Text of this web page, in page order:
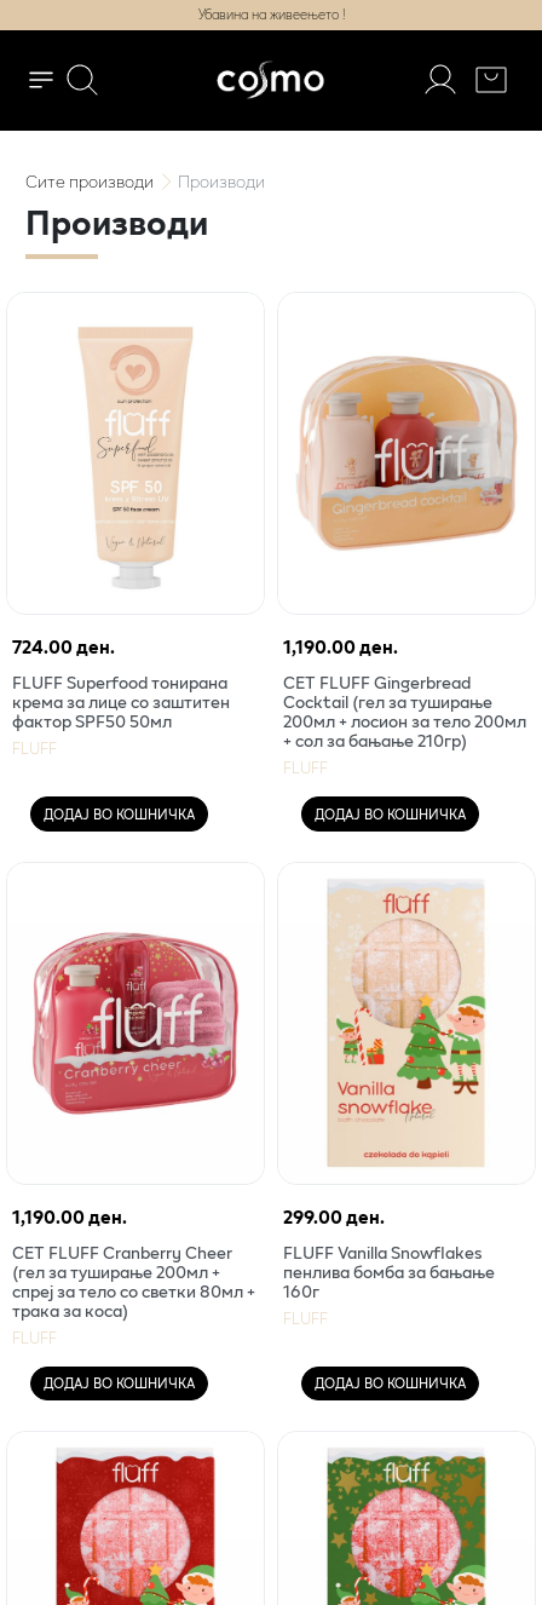
Убавина на живеењето !
Ситепроизводи Производи
Производи
724.00 ден.
FLUFF Superfood тонирана
крема за лице со заштитен
фактор SPF50 50мл
FLUFF
ДОДАЈ ВО КОШНИЧКА
1,190.00 ден.
СЕТ FLUFF Gingerbread
Cocktail (гел за туширање
200мл + лосион за тело 200мл
+ сол за бањање 210гр)
FLUFF
ДОДАЈ ВО КОШНИЧКА
1,190.00 ден.
СЕТ FLUFF Cranberry Cheer
(гел за туширање 200мл +
спреј за тело со светки 80мл +
трака за коса)
FLUFF
ДОДАЈ ВО КОШНИЧКА
299.00 ден.
FLUFF Vanilla Snowflakes
пенлива бомба за бањање
160г
FLUFF
ДОДАЈ ВО КОШНИЧКА